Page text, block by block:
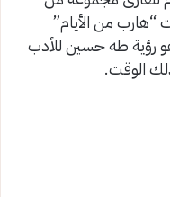
“هارب من الأيام”
رؤية طه حسين للأدب
الوقت.